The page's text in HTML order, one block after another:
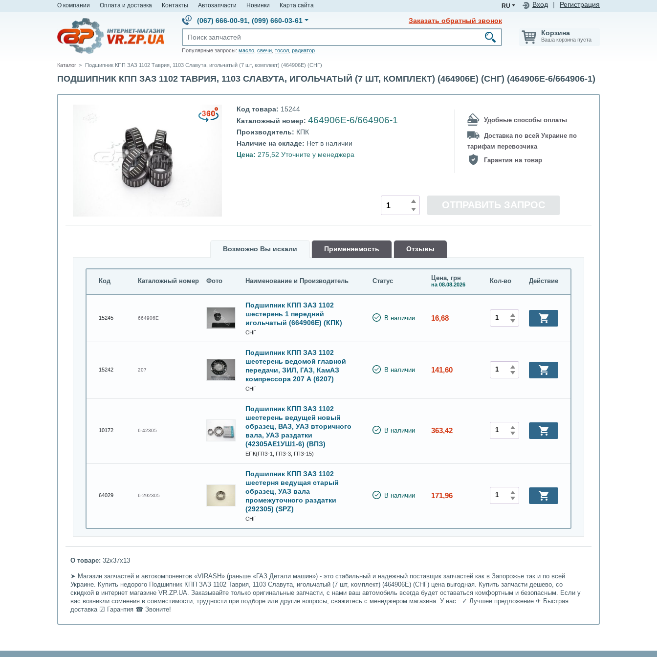
О компании Оплата и доставка Контакты Автозапчасти Новинки Карта сайта Вход Регистрация
RU
(067) 666-00-91, (099) 660-03-61 Заказать обратный звонок
Популярные запросы: масло свечи тосол радиатор
Корзина
Ваша корзина пуста
Каталог Подшипник КПП ЗАЗ 1102 Таврия, 1103 Славута, игольчатый (7 шт, комплект) (464906Е) (СНГ)
ПОДШИПНИК КПП ЗАЗ 1102 ТАВРИЯ, 1103 СЛАВУТА, ИГОЛЬЧАТЫЙ (7 ШТ, КОМПЛЕКТ) (464906Е) (СНГ) (464906Е-6/664906-1)
Код товара: 15244
Каталожный номер: 464906Е-6/664906-1
Производитель: КПК
Наличие на складе: Нет в наличии
Цена: 275,52 Уточните у менеджера
Удобные способы оплаты
Доставка по всей Украине по
тарифам перевозчика
Гарантия на товар
ОТПРАВИТЬ ЗАПРОС
Возможно Вы искали Применяемость Oтзывы
Код Каталожный номер Фото Наименование и Производитель Статус Цена, грн
на 08.08.2026 Кол-во Действие
15245 664906Е
Подшипник КПП ЗАЗ 1102
шестерень 1 передний
игольчатый (664906Е) (КПК)
СНГ
В наличии 16,68
15242 207
Подшипник КПП ЗАЗ 1102
шестерень ведомой главной
передачи, ЗИЛ, ГАЗ, КамАЗ
компрессора 207 А (6207)
СНГ
В наличии 141,60
10172 6-42305
Подшипник КПП ЗАЗ 1102
шестерень ведущей новый
образец, ВАЗ, УАЗ вторичного
вала, УАЗ раздатки
(42305АЕ1УШ1-6) (ВПЗ)
ЕПК(ГПЗ-1, ГПЗ-3, ГПЗ-15)
В наличии 363,42
64029 6-292305
Подшипник КПП ЗАЗ 1102
шестерня ведущая старый
образец, УАЗ вала
промежуточного раздатки
(292305) (SPZ)
СНГ
В наличии 171,96
О товаре: 32х37х13
➤ Магазин запчастей и автокомпонентов «VIRASH» (раньше «ГАЗ Детали машин») - это стабильный и надежный поставщик запчастей как в Запорожье так и по всей
Украине. Купить недорого Подшипник КПП ЗАЗ 1102 Таврия, 1103 Славута, игольчатый (7 шт, комплект) (464906Е) (СНГ) цена выгодная. Купить запчасти дешево, со
скидкой в интернет магазине VR.ZP.UA. Заказывайте только оригинальные запчасти, с нами ваш автомобиль всегда будет оставаться комфортным и безопасным. Если у
вас возникли сомнения в совместимости, трудности при подборе или другие вопросы, свяжитесь с менеджером магазина. У нас : ✓ Лучшее предложение ✈ Быстрая
доставка ☑ Гарантия ☎ Звоните!